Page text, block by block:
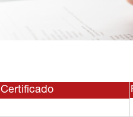
Certificado